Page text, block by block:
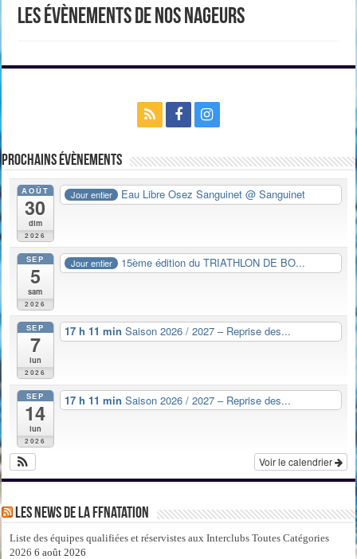
Les évènements de nos nageurs
Prochains évènements
AOÛT
30
dim
2026
Jour entier Eau Libre Osez Sanguinet@ Sanguinet
SEP
5
sam
2026
Jour entier 15ème édition du TRIATHLON DE BO...
SEP
7
lun
2026
17 h 11 min Saison 2026 / 2027 – Reprise des...
SEP
14
lun
2026
17 h 11 min Saison 2026 / 2027 – Reprise des...
Voir le calendrier
Les news de la FFNatation
Liste des équipes qualifiées et réservistes aux Interclubs Toutes Catégories
2026 6 août 2026